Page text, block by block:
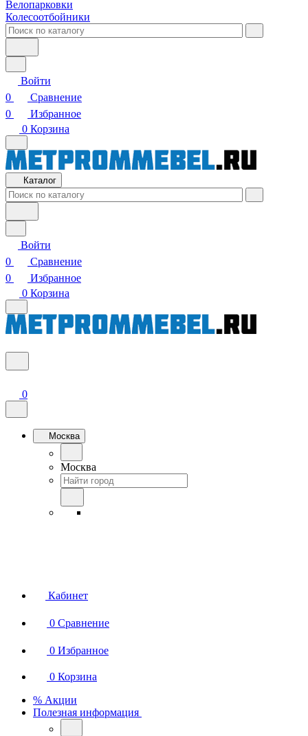
Велопарковки
Колесоотбойники
Войти
0
Сравнение
0
Избранное
0 Корзина
Каталог
Войти
0
Сравнение
0
Избранное
0 Корзина
0
Москва
Москва
Кабинет
0 Сравнение
0 Избранное
0 Корзина
% Акции
Полезная информация